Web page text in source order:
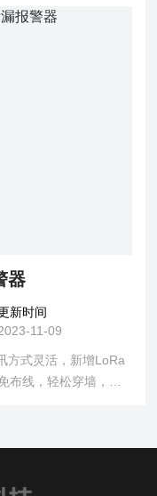
器
新时间
11-09
方式灵活，新增LoRa
布线，轻松穿墙，为